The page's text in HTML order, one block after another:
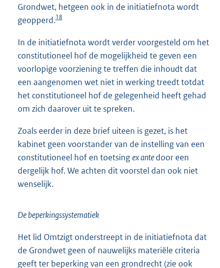
Grondwet, hetgeen ook in de initiatiefnota wordt
geopperd.18
In de initiatiefnota wordt verder voorgesteld om het
constitutioneel hof de mogelijkheid te geven een
voorlopige voorziening te treffen die inhoudt dat
een aangenomen wet niet in werking treedt totdat
het constitutioneel hof de gelegenheid heeft gehad
om zich daarover uit te spreken.
Zoals eerder in deze brief uiteen is gezet, is het
kabinet geen voorstander van de instelling van een
constitutioneel hof en toetsingex antedoor een
dergelijk hof. We achten dit voorstel dan ook niet
wenselijk.
De beperkingssystematiek
Het lid Omtzigt onderstreept in de initiatiefnota dat
de Grondwet geen of nauwelijks materiële criteria
geeft ter beperking van een grondrecht (zie ook